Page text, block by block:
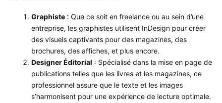
Graphiste : Que ce soit en freelance ou au sein d’une
entreprise, les graphistes utilisent InDesign pour créer
des visuels captivants pour des magazines, des
brochures, des affiches, et plus encore.
Designer Éditorial : Spécialisé dans la mise en page de
publications telles que les livres et les magazines, ce
professionnel assure que le texte et les images
s’harmonisent pour une expérience de lecture optimale.